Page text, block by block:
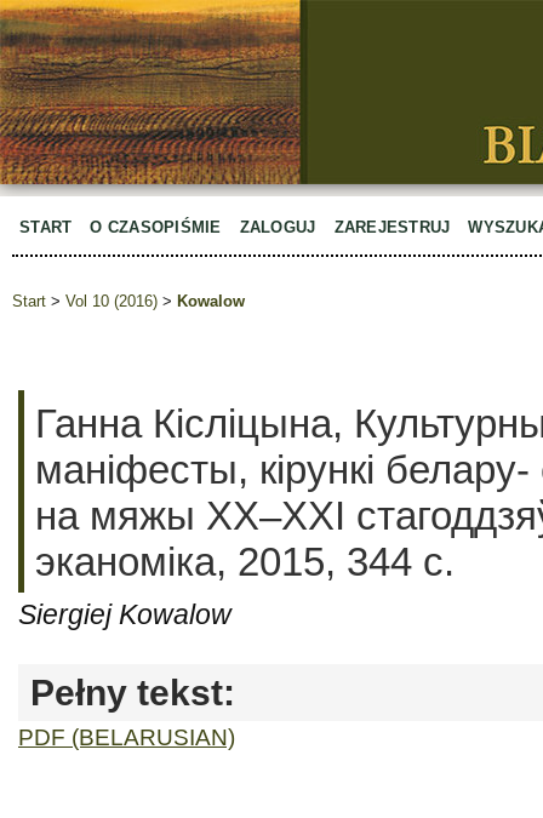
START O CZASOPIŚMIE ZALOGUJ ZAREJESTRUJ
Start > Vol 10 (2016) > Kowalow
Ганна Кісліцына,
маніфесты, кірункі
на мяжы ХХ–ХХІ
эканоміка, 2015, 344 c.
Siergiej Kowalow
Pełny tekst:
PDF (BELARUSIAN)